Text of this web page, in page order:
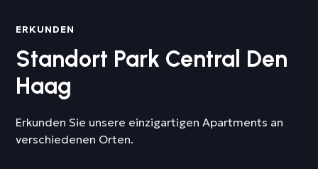
ERKUNDEN
Standort Park Central Den
Haag
Erkunden Sie unsere einzigartigen Apartments an
verschiedenen Orten.